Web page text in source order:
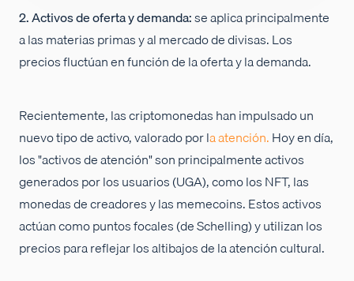
2. Activos de oferta y demanda:se aplica principalmente
a las materias primas y al mercado de divisas. Los
precios fluctúan en función de la oferta y la demanda.
Recientemente, las criptomonedas han impulsado un
nuevo tipo de activo, valorado por la atención.Hoy en día,
los "activos de atención" son principalmente activos
generados por los usuarios (UGA), como los NFT, las
monedas de creadores y las memecoins. Estos activos
actúan como puntos focales (de Schelling) y utilizan los
precios para reflejar los altibajos de la atención cultural.